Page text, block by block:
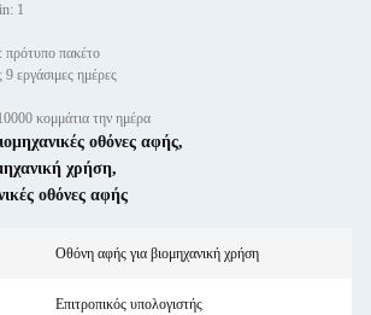
1
πρότυπο πακέτο
εργάσιμες ημέρες
κομμάτια την ημέρα
οθόνες αφής,
χρήση,
οθόνες αφής
Οθόνη αφής για βιομηχανική χρήση
Επιτροπικός υπολογιστής